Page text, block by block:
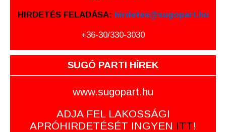
HIRDETÉS FELADÁSA: hirdetes@sugopart.hu
+36-30/330-3030
SUGÓ PARTI HÍREK
www.sugopart.hu
ADJA FEL LAKOSSÁGI
APRÓHIRDETÉSÉT INGYEN ITT!